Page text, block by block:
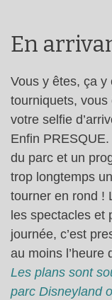
En
Vous y êtes, ça y
tourniquets,
votre selfie
Enfin
du parc et un
trop longtemps
tourner en rond !
les spectacles et
journée, c’est
au moins l’heure
Les plans sont
parc Disneyland